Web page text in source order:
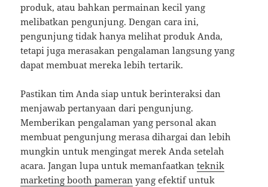
produk, atau bahkan permainan kecil yang
melibatkan pengunjung. Dengan cara ini,
pengunjung tidak hanya melihat produk Anda,
tetapi juga merasakan pengalaman langsung yang
dapat membuat mereka lebih tertarik.
Pastikan tim Anda siap untuk berinteraksi dan
menjawab pertanyaan dari pengunjung.
Memberikan pengalaman yang personal akan
membuat pengunjung merasa dihargai dan lebih
mungkin untuk mengingat merek Anda setelah
acara. Jangan lupa untuk memanfaatkanteknik
marketing booth pameran yang efektif untuk